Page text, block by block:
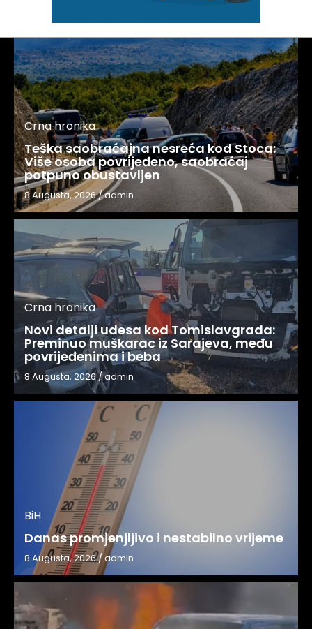
Crna hronika
Teška saobraćajna nesreća kod Stoca:
Više osoba povrijeđeno, saobraćaj
potpuno obustavljen
8 Augusta, 2026/admin
Crna hronika
Novi detalji udesa kod Tomislavgrada:
Preminuo muškarac iz Sarajeva, među
povrijeđenima i beba
8 Augusta, 2026/admin
BiH
Danas promjenjljivo i nestabilno vrijeme
8 Augusta, 2026/admin